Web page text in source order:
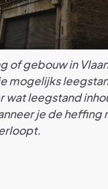
of gebouw in
mogelijks
wat leegstand
je de heffing